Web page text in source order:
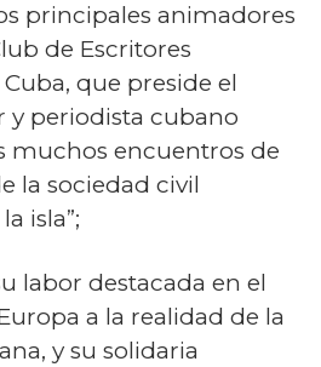
principales animadores
de Escritores
que preside el
y periodista cubano
muchos encuentros de
la sociedad civil
isla”;
labor destacada en el
a la realidad de la
y su solidaria